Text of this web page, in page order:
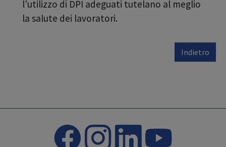
l’utilizzo di DPI adeguati tutelano al meglio
la salute dei lavoratori.
Indietro